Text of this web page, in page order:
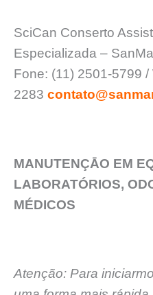
SciCan Conserto
Especializada –
Fone: (11) 2501-5799
2283
MANUTENÇĀO EM
LABORATÓRIOS,
MÉDICOS
Atenção: Para